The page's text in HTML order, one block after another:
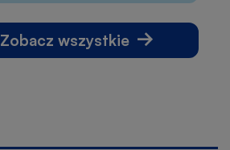
Zobacz wszystkie